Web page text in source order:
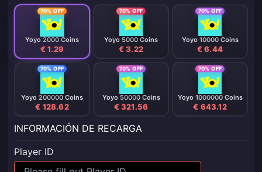
70% OFF
Yoyo 2000 Coins
€ 1.29
70% OFF
Yoyo 5000 Coins
€ 3.22
70% OFF
Yoyo 10000 Coins
€ 6.44
70% OFF
Yoyo 200000 Coins
€ 128.62
70% OFF
Yoyo 50000 Coins
€ 321.56
70% OFF
Yoyo 1000000 Coins
€ 643.12
INFORMACIÓN DE RECARGA
Player ID